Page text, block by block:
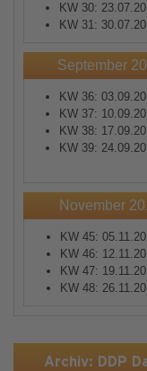
KW 30:
KW 31:
September
KW 36:
KW 37:
KW 38:
KW 39:
November
KW 45:
KW 46:
KW 47:
KW 48:
Archiv: DDP